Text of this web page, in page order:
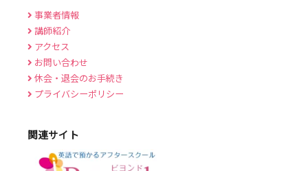
事業者情報
講師紹介
アクセス
お問い合わせ
休会・退会のお手続き
プライバシーポリシー
関連サイト